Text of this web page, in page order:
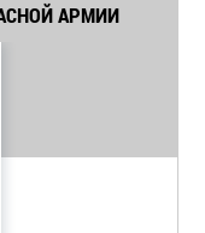
АРМИИ